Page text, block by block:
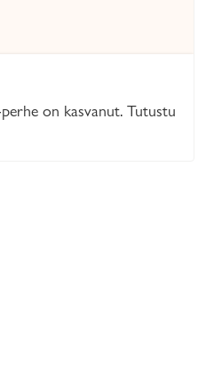
on kasvanut. Tutustu